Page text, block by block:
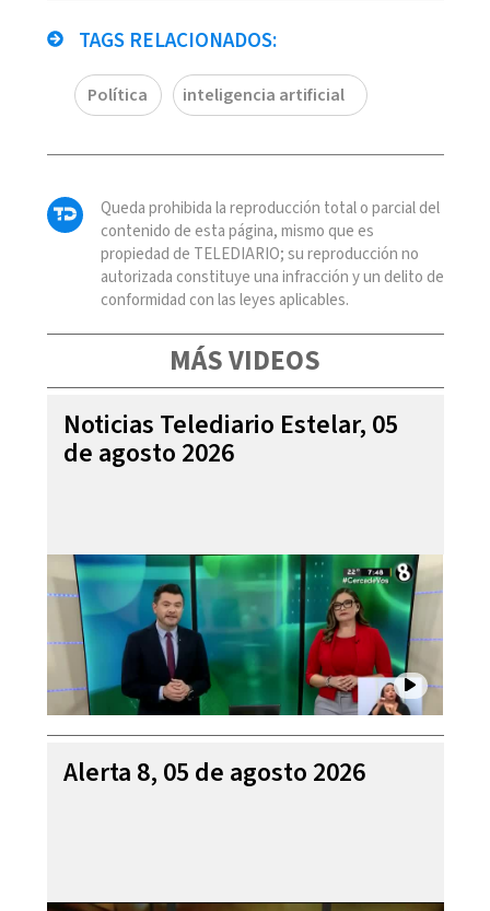
TAGS RELACIONADOS:
Política inteligencia artificial
Queda prohibida la reproducción total o parcial del
contenido de esta página, mismo que es
propiedad de TELEDIARIO; su reproducción no
autorizada constituye una infracción y un delito de
conformidad con las leyes aplicables.
MÁS VIDEOS
Noticias Telediario Estelar, 05
de agosto 2026
Alerta 8, 05 de agosto 2026